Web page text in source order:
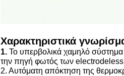
Χαρακτηριστικά
1. Το υπερβολικά χαμηλό
την πηγή φωτός των electrodeless
2. Αυτόματη απόκτηση της